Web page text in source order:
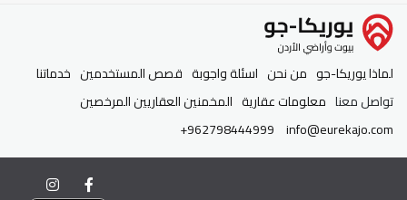
لماذا يوريكا-جو من نحن اسئلة واجوبة قصص المستخدمين خدماتنا
تواصل معنا معلومات عقارية المخمنين العقاريين المرخصين
info@eurekajo.com
+962798444999